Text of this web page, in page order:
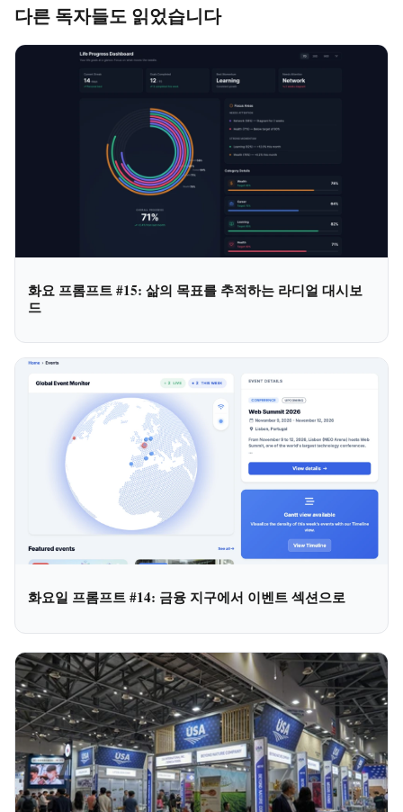
다른 독자들도 읽었습니다
화요 프롬프트 #15: 삶의 목표를 추적하는 라디얼 대시보
드
화요일 프롬프트 #14: 금융 지구에서 이벤트 섹션으로